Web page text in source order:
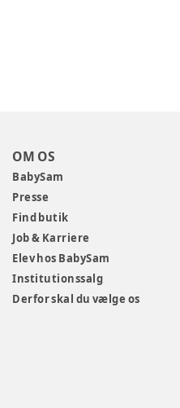
OM OS
BabySam
Presse
Find butik
Job & Karriere
Elev hos BabySam
Institutionssalg
Derfor skal du vælge os